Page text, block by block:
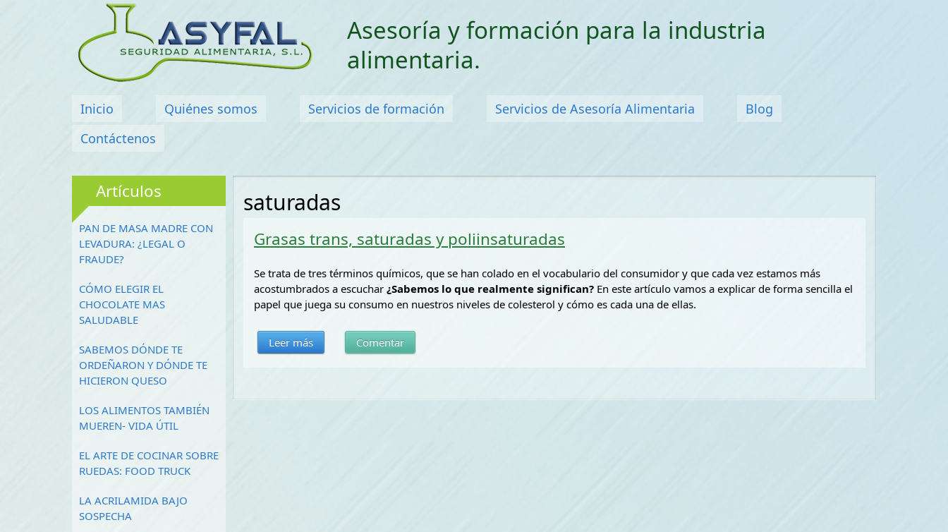
Asesoría y formación para la industria
alimentaria.
Menú principal
Inicio Quiénes somos Servicios de formación Servicios de Asesoría Alimentaria
Blog
Contáctenos
saturadas
Grasas trans, saturadas y poliinsaturadas
Se trata de tres términos químicos, que se han colado en el vocabulario del consumidor y que cada vez estamos más
acostumbrados a escuchar ¿Sabemos lo que realmente significan? En este artículo vamos a explicar de forma sencilla el
papel que juega su consumo en nuestros niveles de colesterol y cómo es cada una de ellas.
Leer más Comentar
Artículos
PAN DE MASA MADRE CON
LEVADURA: ¿LEGAL O
FRAUDE?
CÓMO ELEGIR EL
CHOCOLATE MAS
SALUDABLE
SABEMOS DÓNDE TE
ORDEÑARON Y DÓNDE TE
HICIERON QUESO
LOS ALIMENTOS TAMBIÉN
MUEREN- VIDA ÚTIL
EL ARTE DE COCINAR SOBRE
RUEDAS: FOOD TRUCK
LA ACRILAMIDA BAJO
SOSPECHA